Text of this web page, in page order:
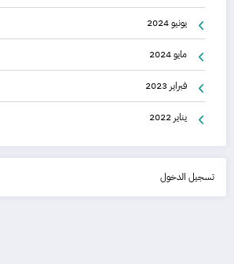
يونيو 2024
مايو 2024
فبراير 2023
يناير 2022
تسجيل الدخول